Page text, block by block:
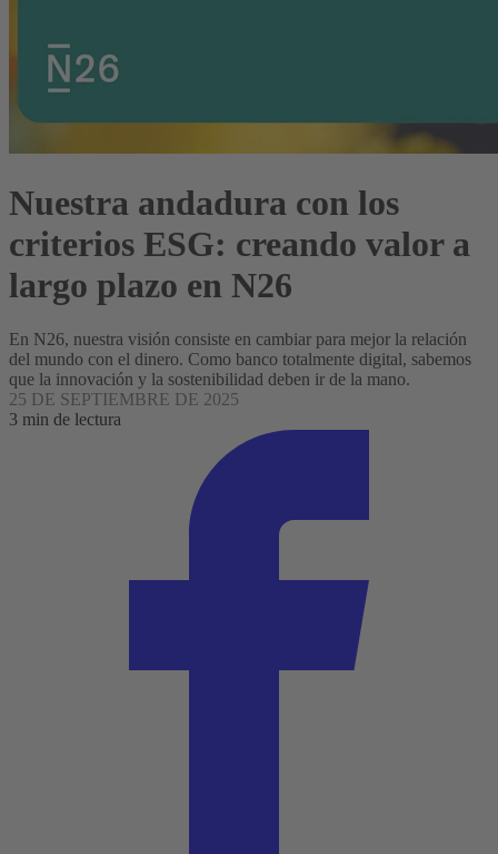
Nuestra andadura con los
criterios ESG: creando valor a
largo plazo en N26
En N26, nuestra visión consiste en cambiar para mejor la relación
del mundo con el dinero. Como banco totalmente digital, sabemos
que la innovación y la sostenibilidad deben ir de la mano.
25 DE SEPTIEMBRE DE 2025
3 min de lectura